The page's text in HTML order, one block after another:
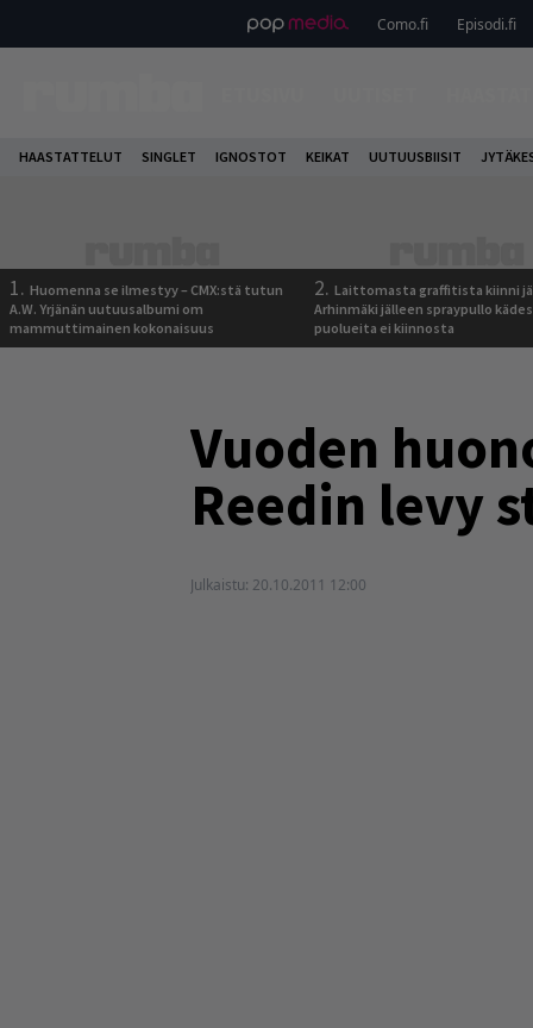
Como.fi Episodi.fi
HAASTATTELUT SINGLET IGNOSTOT KEIKAT UUTUUSBIISIT
1. Huomenna se ilmestyy – CMX:stä tutun
A.W. Yrjänän uutuusalbumi om
mammuttimainen kokonaisuus
2. Laittomasta graffitista kiinni
Arhinmäki jälleen spraypullo
puolueita ei kiinnosta
Vuoden
Reedin levy
Julkaistu: 20.10.2011 12:00